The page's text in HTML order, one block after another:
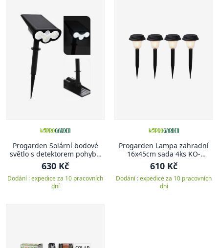
Progarden Solární bodové
světlo s detektorem pohybu
KO-CZ6500800
630 Kč
Dodání : expedice za 10 pracovních
dní
Progarden Lampa zahradní
16x45cm sada 4ks KO-
AF5000490
610 Kč
Dodání : expedice za 10 pracovních
dní